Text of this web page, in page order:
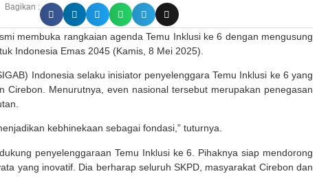
Bagikan :
membuka rangkaian agenda Temu Inklusi ke 6 dengan mengusung
Indonesia Emas 2045 (Kamis, 8 Mei 2025).
Indonesia selaku inisiator penyelenggara Temu Inklusi ke 6 yang
Menurutnya, even nasional tersebut merupakan penegasan
kebhinekaan sebagai fondasi,” tuturnya.
penyelenggaraan Temu Inklusi ke 6. Pihaknya siap mendorong
yang inovatif. Dia berharap seluruh SKPD, masyarakat Cirebon dan